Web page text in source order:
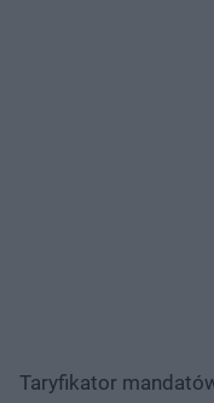
Taryfikator